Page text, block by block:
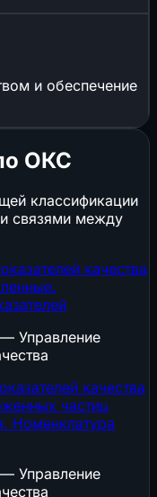
и обеспечение
ОКС
классификации
связями между
качества
Управление
качества
частиц
Номенклатура
Управление